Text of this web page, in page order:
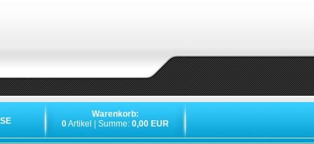
Warenkorb:
0Artikel | Summe: 0,00 EUR